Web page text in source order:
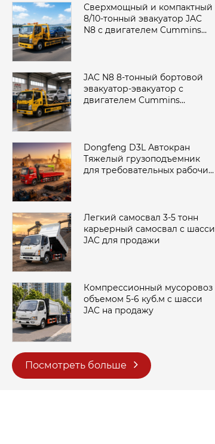
Сверхмощный и компактный
8/10-тонный эвакуатор JAC
N8 с двигателем Cummins
JAC N8 8-тонный бортовой
эвакуатор-эвакуатор с
двигателем Cummins
Dongfeng D3L Автокран
Тяжелый грузоподъемник
для требовательных рабочих
Легкий самосвал 3-5 тонн
карьерный самосвал с шасси
JAC для продажи
Компрессионный мусоровоз
объемом 5-6 куб.м с шасси
JAC на продажу
Посмотреть больше